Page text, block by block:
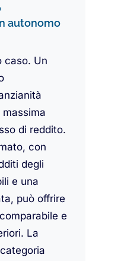
autonomo
caso. Un
di reddito.
con
degli
e una
può offrire
e
La